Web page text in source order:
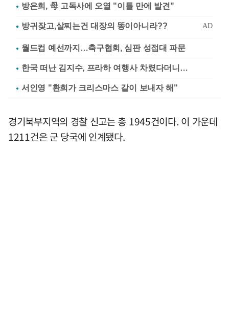
방은희, 母 고독사에 오열 "이틀 만에 발견"
월드컵 예선까지…축구협회, 심판 성접대 파문
한국 떠난 김지수, 프라하 여행사 차렸다더니…
서인영 "환희가 크리스마스 같이 보내자 해"
경기북부지역의 경찰 신고는 총 1945건이다. 이 가운데
1211건은 군 당국에 인계됐다.